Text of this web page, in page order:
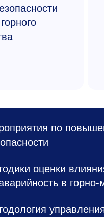
по
оценки
в горно-